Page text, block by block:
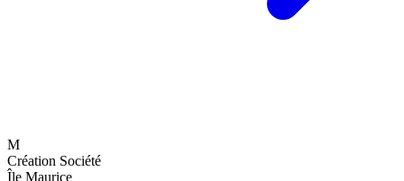
M
Création Société
Île Maurice